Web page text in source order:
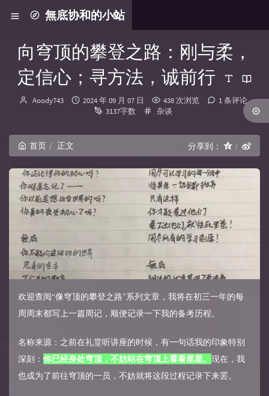
無底协和的小站
向穹顶的攀登之路：刚与柔，
定信心；寻方法，诚前行
博主：
Aoody743 发布时间：
2024 年 09 月 07 日 438 次浏览
1 条评论
3137字数
分类：
杂谈
首页 正文 分享到：
欢迎查阅“像穹顶的攀登之路”系列文章，我将在初三一年的每
周周末都写上一篇周记，顺便记录一下我的备考历程。
名称来源：之前在礼堂听讲座的时候，有一句话我的印象特别
深刻： 你已经身处穹顶，不妨站在穹顶上看看星星。 现在，我
也成为了前往穹顶的一员，不妨就将这段过程记录下来罢。